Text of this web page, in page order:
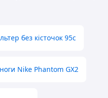
без кісточок 95с
Nike Phantom GX2